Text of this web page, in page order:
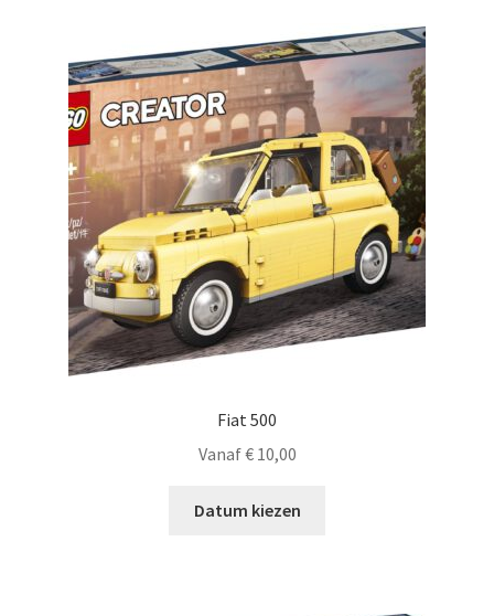
Fiat 500
Vanaf€10,00
Datum kiezen